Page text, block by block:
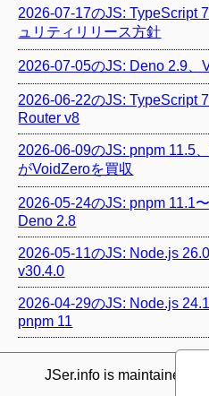
2026-07-17のJS: TypeScript
ュリティリリース方針
2026-07-05のJS: Deno 2.9、
2026-06-22のJS: TypeScript
Router v8
2026-06-09のJS: pnpm 11.5
がVoidZeroを買収
2026-05-24のJS: pnpm 11.1
Deno 2.8
2026-05-11のJS: Node.js
v30.4.0
2026-04-29のJS: Node.js
pnpm 11
JSer.info is maintained